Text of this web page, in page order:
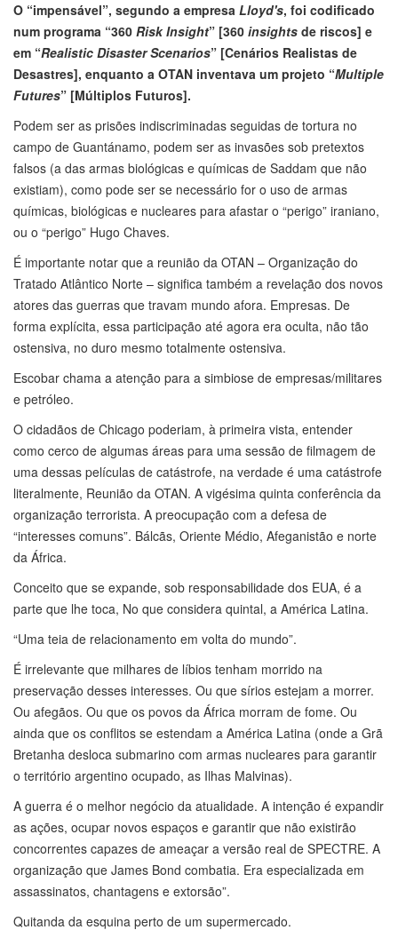
O “impensável”, segundo a empresa Lloyd's, foi codificado
num programa “360 Risk Insight” [360 insights de riscos] e
em “Realistic Disaster Scenarios” [Cenários Realistas de
Desastres], enquanto a OTAN inventava um projeto “Multiple
Futures” [Múltiplos Futuros].
Podem ser as prisões indiscriminadas seguidas de tortura no
campo de Guantánamo, podem ser as invasões sob pretextos
falsos (a das armas biológicas e químicas de Saddam que não
existiam), como pode ser se necessário for o uso de armas
químicas, biológicas e nucleares para afastar o “perigo” iraniano,
ou o “perigo” Hugo Chaves.
É importante notar que a reunião da OTAN – Organização do
Tratado Atlântico Norte – significa também a revelação dos novos
atores das guerras que travam mundo afora. Empresas. De
forma explícita, essa participação até agora era oculta, não tão
ostensiva, no duro mesmo totalmente ostensiva.
Escobar chama a atenção para a simbiose de empresas/militares
e petróleo.
O cidadãos de Chicago poderiam, à primeira vista, entender
como cerco de algumas áreas para uma sessão de filmagem de
uma dessas películas de catástrofe, na verdade é uma catástrofe
literalmente, Reunião da OTAN. A vigésima quinta conferência da
organização terrorista. A preocupação com a defesa de
“interesses comuns”. Bálcãs, Oriente Médio, Afeganistão e norte
da África.
Conceito que se expande, sob responsabilidade dos EUA, é a
parte que lhe toca, No que considera quintal, a América Latina.
“Uma teia de relacionamento em volta do mundo”.
É irrelevante que milhares de líbios tenham morrido na
preservação desses interesses. Ou que sírios estejam a morrer.
Ou afegãos. Ou que os povos da África morram de fome. Ou
ainda que os conflitos se estendam a América Latina (onde a Grã
Bretanha desloca submarino com armas nucleares para garantir
o território argentino ocupado, as Ilhas Malvinas).
A guerra é o melhor negócio da atualidade. A intenção é expandir
as ações, ocupar novos espaços e garantir que não existirão
concorrentes capazes de ameaçar a versão real de SPECTRE. A
organização que James Bond combatia. Era especializada em
assassinatos, chantagens e extorsão”.
Quitanda da esquina perto de um supermercado.